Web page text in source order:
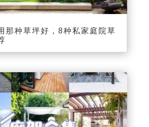
那种草坪好，8种私家庭院草